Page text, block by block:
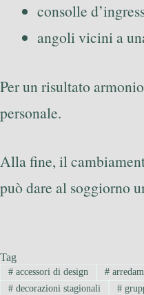
consolle
angoli vicini a
Per un risultato
personale.
Alla fine, il
può dare al soggiorno
Tag
#accessori di design #
#decorazioni stagionali #